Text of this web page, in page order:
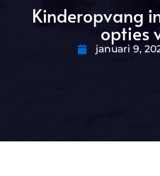
Kinderopvang
opties
januari 9,